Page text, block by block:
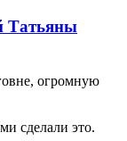
Татьяны
огромную
сделали это.